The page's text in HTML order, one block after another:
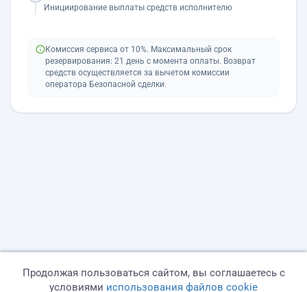
Инициирование выплаты средств исполнителю
Комиссия сервиса от 10%. Максимальный срок
резервирования: 21 день с момента оплаты. Возврат
средств осуществляется за вычетом комиссии
оператора Безопасной сделки.
Продолжая пользоваться сайтом, вы соглашаетесь с
условиями использования файлов cookie